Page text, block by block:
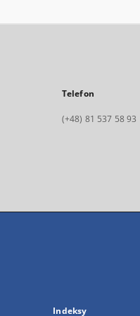
Telefon
(+48) 81 537 58 93
Indeksy